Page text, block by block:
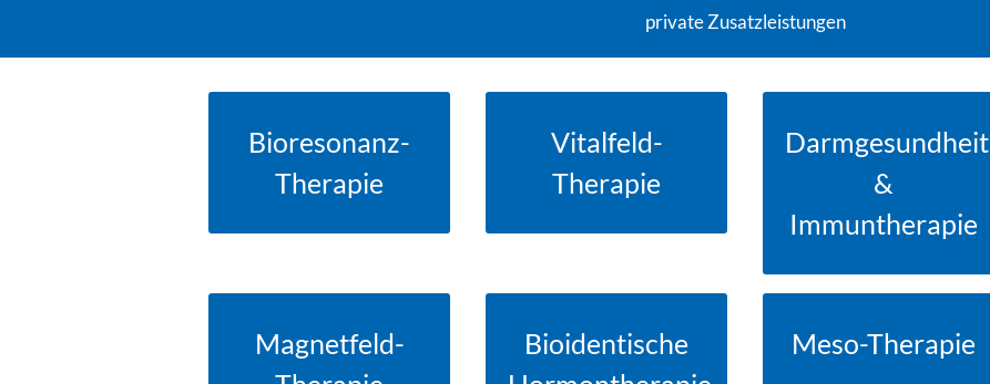
private Zusatzleistungen
Bioresonanz-
Therapie
Vitalfeld-
Therapie
Darmgesundheit
&
Immuntherapie
Magnetfeld-
Bioidentische
Meso-Therapie